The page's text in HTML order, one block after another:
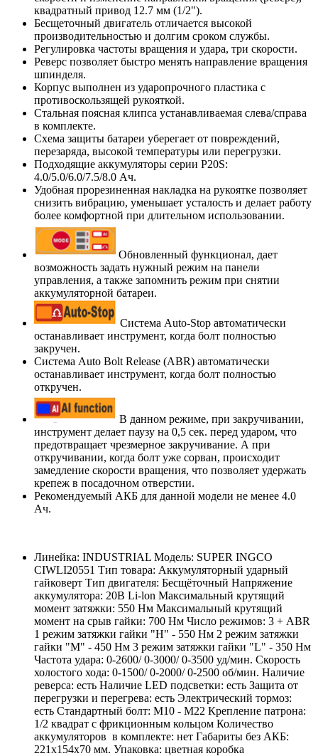
квадратный привод 12.7 мм (1/2").
Бесщеточный двигатель отличается высокой
производительностью и долгим сроком службы.
Регулировка частоты вращения и удара, три скорости.
Реверс позволяет быстро менять направление вращения
шпинделя.
Корпус выполнен из ударопрочного пластика с
противоскользящей рукояткой.
Стальная поясная клипса устанавливаемая слева/справа
в комплекте.
Схема защиты батареи уберегает от повреждений,
перезаряда, высокой температуры или перегрузки.
Подходящие аккумуляторы серии P20S:
4.0/5.0/6.0/7.5/8.0 Ач.
Удобная прорезиненная накладка на рукоятке позволяет
снизить вибрацию, уменьшает усталость и делает работу
более комфортной при длительном использовании.
Обновленный функционал, дает
возможность задать нужный режим на панели
управления, а также запомнить режим при снятии
аккумуляторной батареи.
Система Auto-Stop автоматически
останавливает инструмент, когда болт полностью
закручен.
Система Auto Bolt Release (ABR) автоматически
останавливает инструмент, когда болт полностью
откручен.
В данном режиме, при закручивании,
инструмент делает паузу на 0,5 сек. перед ударом, что
предотвращает чрезмерное закручивание. А при
откручивании, когда болт уже сорван, происходит
замедление скорости вращения, что позволяет удержать
крепеж в посадочном отверстии.
Рекомендуемый АКБ для данной модели не менее 4.0
Ач.
Линейка: INDUSTRIAL Модель: SUPER INGCO
CIWLI20551 Тип товара: Аккумуляторный ударный
гайковерт Тип двигателя: Бесщёточный Напряжение
аккумулятора: 20В Li-lon Максимальный крутящий
момент затяжки: 550 Нм Максимальный крутящий
момент на срыв гайки: 700 Нм Число режимов: 3 + ABR
1 режим затяжки гайки "H" - 550 Нм 2 режим затяжки
гайки "М" - 450 Нм 3 режим затяжки гайки "L" - 350 Нм
Частота удара: 0-2600/ 0-3000/ 0-3500 уд/мин. Скорость
холостого хода: 0-1500/ 0-2000/ 0-2500 об/мин. Наличие
реверса: есть Наличие LED подсветки: есть Защита от
перегрузки и перегрева: есть Электрический тормоз:
есть Стандартный болт: М10 - М22 Крепление патрона:
1/2 квадрат с фрикционным кольцом Количество
аккумуляторов в комплекте: нет Габариты без АКБ:
221х154х70 мм. Упаковка: цветная коробка